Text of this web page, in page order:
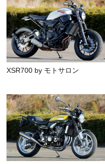
XSR700 by モトサロン